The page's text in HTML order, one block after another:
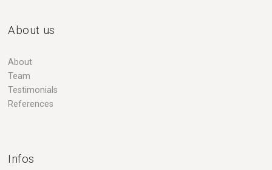
About us
About
Team
Testimonials
References
Infos